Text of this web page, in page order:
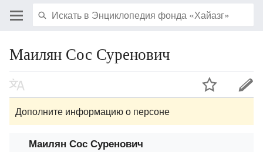
Маилян Сос Суренович
Дополните информацию о персоне
Маилян Сос Суренович